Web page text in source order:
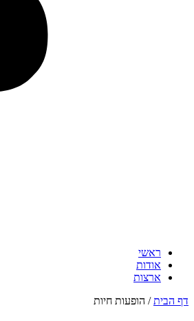
ראשי
אודות
ארצות
דף הבית/ הופעות חיות